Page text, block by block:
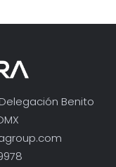
Benito